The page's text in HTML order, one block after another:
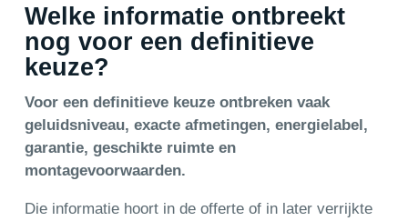
Welke informatie ontbreekt
nog voor een definitieve
keuze?
Voor een definitieve keuze ontbreken vaak
geluidsniveau, exacte afmetingen, energielabel,
garantie, geschikte ruimte en
montagevoorwaarden.
Die informatie hoort in de offerte of in later verrijkte